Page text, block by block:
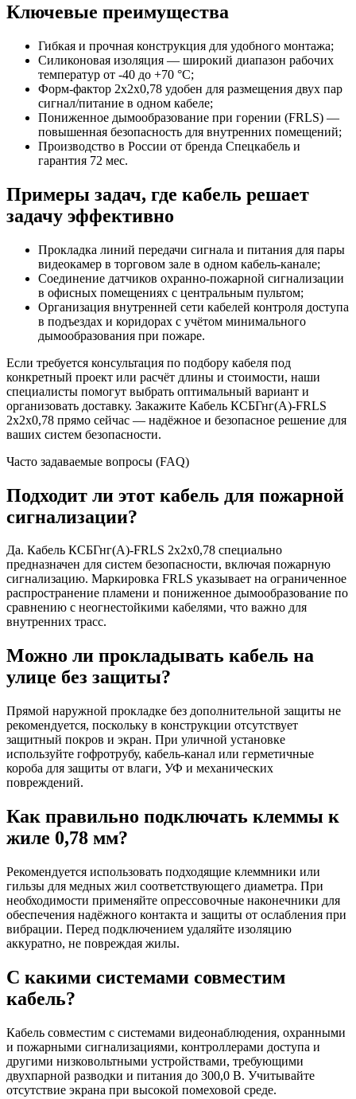
Ключевые преимущества
Гибкая и прочная конструкция для удобного монтажа;
Силиконовая изоляция — широкий диапазон рабочих
температур от -40 до +70 °C;
Форм-фактор 2х2х0,78 удобен для размещения двух пар
сигнал/питание в одном кабеле;
Пониженное дымообразование при горении (FRLS) —
повышенная безопасность для внутренних помещений;
Производство в России от бренда Спецкабель и
гарантия 72 мес.
Примеры задач, где кабель решает
задачу эффективно
Прокладка линий передачи сигнала и питания для пары
видеокамер в торговом зале в одном кабель-канале;
Соединение датчиков охранно-пожарной сигнализации
в офисных помещениях с центральным пультом;
Организация внутренней сети кабелей контроля доступа
в подъездах и коридорах с учётом минимального
дымообразования при пожаре.
Если требуется консультация по подбору кабеля под
конкретный проект или расчёт длины и стоимости, наши
специалисты помогут выбрать оптимальный вариант и
организовать доставку. Закажите Кабель КСБГнг(А)-FRLS
2х2х0,78 прямо сейчас — надёжное и безопасное решение для
ваших систем безопасности.
Часто задаваемые вопросы (FAQ)
Подходит ли этот кабель для пожарной
сигнализации?
Да. Кабель КСБГнг(А)-FRLS 2х2х0,78 специально
предназначен для систем безопасности, включая пожарную
сигнализацию. Маркировка FRLS указывает на ограниченное
распространение пламени и пониженное дымообразование по
сравнению с неогнестойкими кабелями, что важно для
внутренних трасс.
Можно ли прокладывать кабель на
улице без защиты?
Прямой наружной прокладке без дополнительной защиты не
рекомендуется, поскольку в конструкции отсутствует
защитный покров и экран. При уличной установке
используйте гофротрубу, кабель-канал или герметичные
короба для защиты от влаги, УФ и механических
повреждений.
Как правильно подключать клеммы к
жиле 0,78 мм?
Рекомендуется использовать подходящие клеммники или
гильзы для медных жил соответствующего диаметра. При
необходимости применяйте опрессовочные наконечники для
обеспечения надёжного контакта и защиты от ослабления при
вибрации. Перед подключением удаляйте изоляцию
аккуратно, не повреждая жилы.
С какими системами совместим
кабель?
Кабель совместим с системами видеонаблюдения, охранными
и пожарными сигнализациями, контроллерами доступа и
другими низковольтными устройствами, требующими
двухпарной разводки и питания до 300,0 В. Учитывайте
отсутствие экрана при высокой помеховой среде.